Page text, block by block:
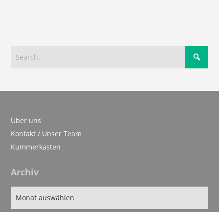
Über uns
Kontakt / Unser Team
Kummerkasten
Archiv